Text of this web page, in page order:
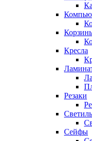
Кресла
Резаки
Сейфы